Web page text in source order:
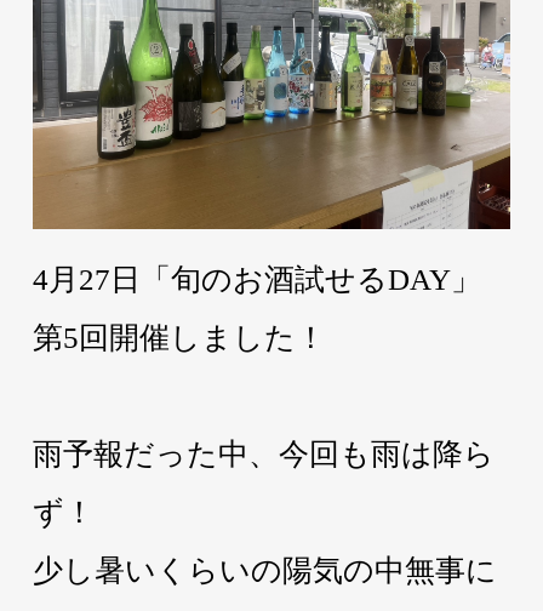
4月27日「旬のお酒試せるDAY」
第5回開催しました！
雨予報だった中、今回も雨は降ら
ず！
少し暑いくらいの陽気の中無事に